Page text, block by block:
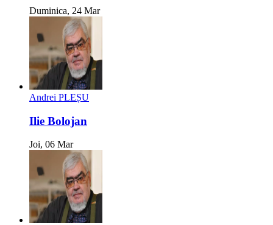
Duminica, 24 Mar
Andrei PLEȘU
Ilie Bolojan
Joi, 06 Mar